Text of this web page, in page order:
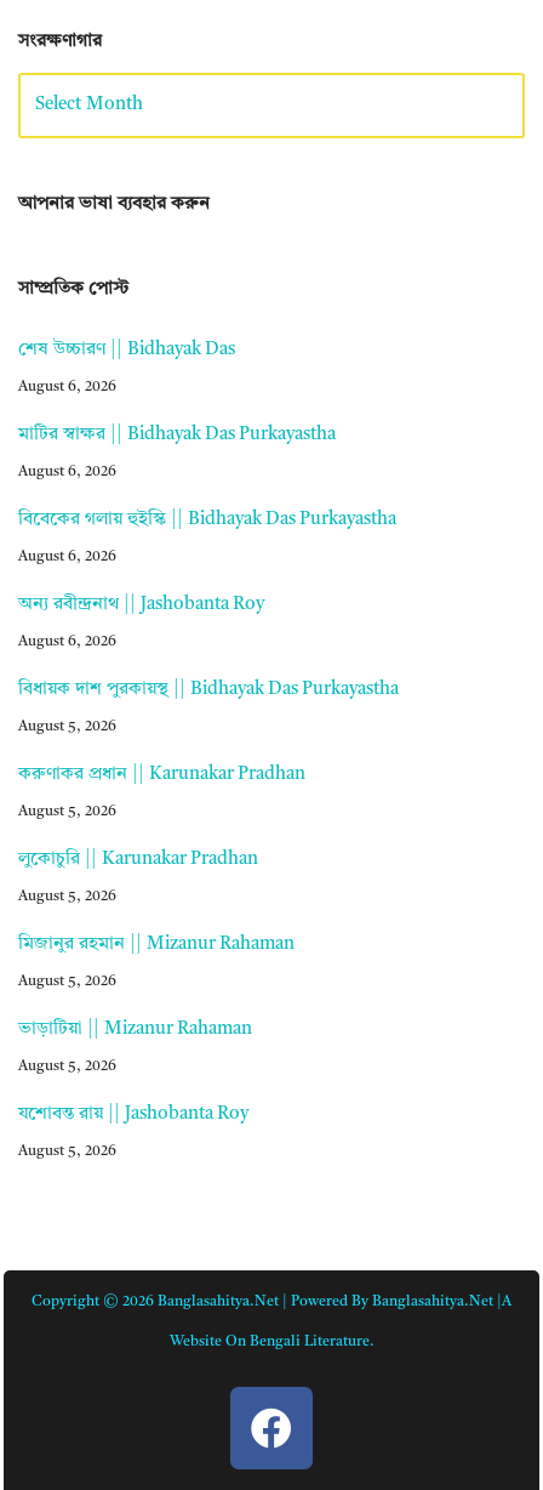
সংরক্ষণাগার
আপনার ভাষা ব্যবহার করুন
সাম্প্রতিক পোস্ট
শেষ উচ্চারণ || Bidhayak Das
August 6, 2026
মাটির স্বাক্ষর || Bidhayak Das Purkayastha
August 6, 2026
বিবেকের গলায় হুইস্কি || Bidhayak Das Purkayastha
August 6, 2026
অন্য রবীন্দ্রনাথ || Jashobanta Roy
August 6, 2026
বিধায়ক দাশ পুরকায়স্থ || Bidhayak Das Purkayastha
August 5, 2026
করুণাকর প্রধান || Karunakar Pradhan
August 5, 2026
লুকোচুরি || Karunakar Pradhan
August 5, 2026
মিজানুর রহমান || Mizanur Rahaman
August 5, 2026
ভাড়াটিয়া || Mizanur Rahaman
August 5, 2026
যশোবন্ত রায় || Jashobanta Roy
August 5, 2026
Copyright © 2026 Banglasahitya.net | Powered By Banglasahitya.net |A
Website On Bengali Literature.